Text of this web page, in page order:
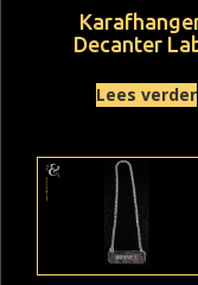
Decanter
Lees verder